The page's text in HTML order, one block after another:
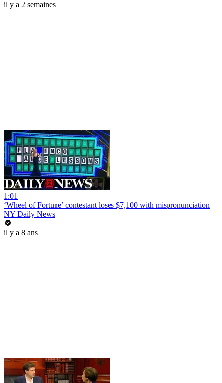
il y a 2 semaines
1:01
‘Wheel of Fortune’ contestant loses $7,100 with mispronunciation
NY Daily News
il y a 8 ans